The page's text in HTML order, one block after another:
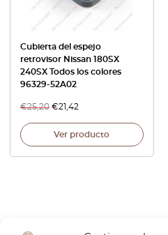
Cubierta del espejo
retrovisor Nissan 180SX
240SX Todos los colores
96329-52A02
€25,20 €21,42
Ver producto